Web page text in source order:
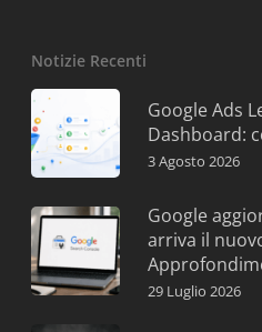
Notizie Recenti
Google Ads
Dashboard:
3 Agosto 2026
Google
arriva il
29 Luglio 2026